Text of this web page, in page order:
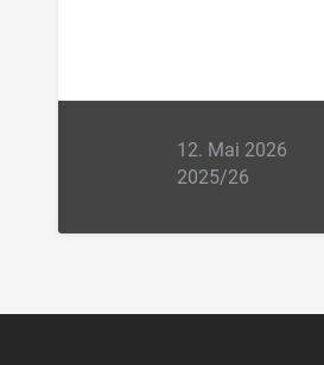
12. Mai 2026
2025/26